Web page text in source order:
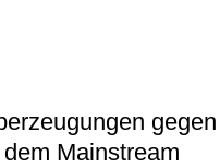
gegen
Mainstream